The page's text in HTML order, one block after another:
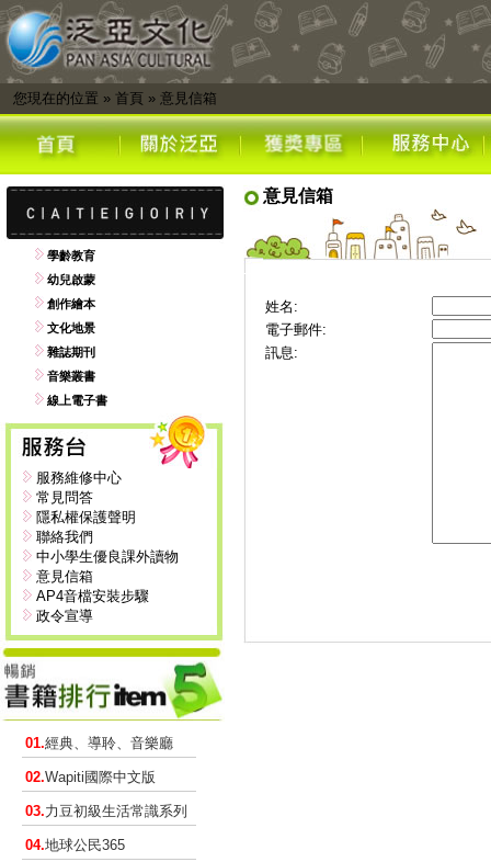
您現在的位置 » 首頁 » 意見信箱
學齡教育
幼兒啟蒙
創作繪本
文化地景
雜誌期刊
音樂叢書
線上電子書
服務維修中心
常見問答
隱私權保護聲明
聯絡我們
中小學生優良課外讀物
意見信箱
AP4音檔安裝步驟
政令宣導
01.經典、導聆、音樂廳
02.Wapiti國際中文版
03.力豆初級生活常識系列
04.地球公民365
意見信箱
姓名:
電子郵件:
訊息: